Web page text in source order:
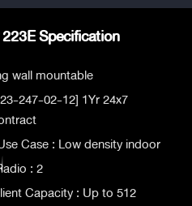
Specification
wall mountable
247-02-12] 1Yr 24x7
Case : Low density indoor
: 2
Capacity : Up to 512